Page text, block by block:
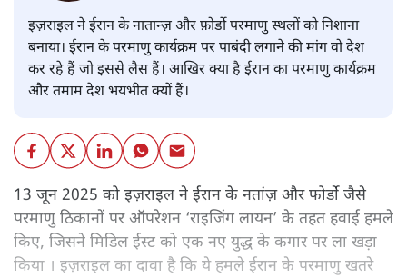
इज़राइल ने ईरान के नातान्ज़ और फ़ोर्डो परमाणु स्थलों को निशाना
बनाया। ईरान के परमाणु कार्यक्रम पर पाबंदी लगाने की मांग वो देश
कर रहे हैं जो इससे लैस हैं। आखिर क्या है ईरान का परमाणु कार्यक्रम
और तमाम देश भयभीत क्यों हैं।
13 जून 2025 को इज़राइल ने ईरान के नतांज़ और फोर्डो जैसे
परमाणु ठिकानों पर ऑपरेशन ‘राइजिंग लायन’ के तहत हवाई हमले
किए, जिसने मिडिल ईस्ट को एक नए युद्ध के कगार पर ला खड़ा
किया । इज़राइल का दावा है कि ये हमले ईरान के परमाणु खतरे